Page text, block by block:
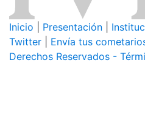
Inicio Presentación
Twitter
Envía tus
Derechos Reservados -